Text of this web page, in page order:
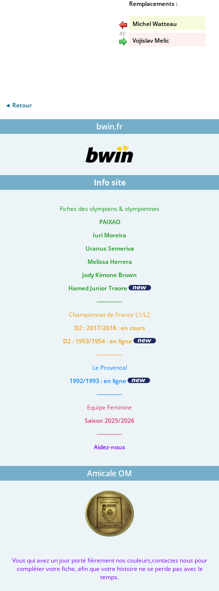
Remplacements :
Michel Watteau
45'
Vojislav Melic
◄ Retour
bwin.fr
Info site
Fiches des olympiens & olympiennes
PAIXAO
Iuri Moreira
Uranus Semeriva
Melissa Herrera
Jody Kimone Brown
Hamed Junior Traore
-------------
Championnat de France L1/L2
D2 : 2017/2018 : en cours
D2 : 1953/1954 : en ligne
-------------
Le Provencal
1992/1993 : en ligne
-------------
Equipe Feminine
Saison 2025/2026
-------------
Aidez-nous
Amicale OM
Vous qui avez un jour porté fièrement nos couleurs,contactez nous pour
compléter votre fiche, afin que votre histoire ne se perde pas avec le
temps.